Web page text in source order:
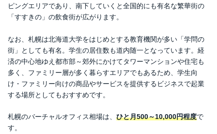
Deep Tech CORE SAPPORO（ディープテック・コ
ア）
札幌で起業・法人設立する際に役立つ行政機関・金融
機関
主な行政機関
法人銀行口座の開設に関する情報
利用しやすい信用金庫
ピングエリアであり、南下していくと全国的にも有名な繁華街の
「すすきの」の飲食街が広がります。
なお、札幌は北海道大学をはじめとする教育機関が多い「学問の
街」としても有名。学生の居住数も道内随一となっています。経
済の中心地ゆえ都市部～郊外にかけてタワーマンションや住宅も
多く、ファミリー層が多く暮らすエリアでもあるため、学生向
け・ファミリー向けの商品やサービスを提供するビジネスで起業
する場所としてもおすすめです。
札幌のバーチャルオフィス相場は、 ひと月500～10,000円程度で
す。